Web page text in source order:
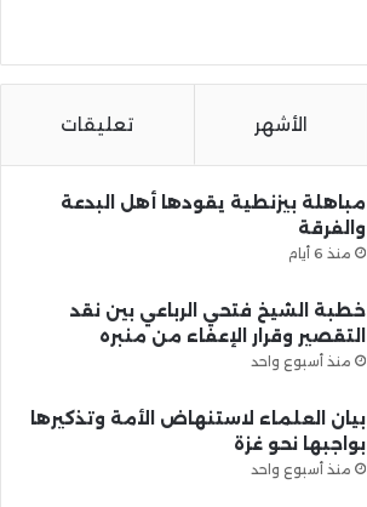
الأشهر تعليقات
مباهلة بيزنطية يقودها أهل البدعة
والفرقة
منذ 6 أيام
خطبة الشيخ فتحي الرباعي بين نقد
التقصير وقرار الإعفاء من منبره
منذ أسبوع واحد
بيان العلماء لاستنهاض الأمة وتذكيرها
بواجبها نحو غزة
منذ أسبوع واحد